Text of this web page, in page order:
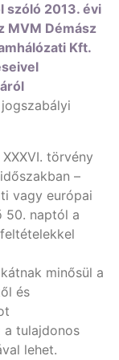
szóló 2013. évi
MVM Démász
Kft.
törvény
–
vagy európai
50. naptól a
minősül a
és
a tulajdonos
lehet.